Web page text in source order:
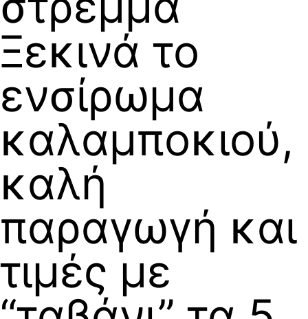
Ξεκινά το
ενσίρωμα
καλαμποκιού,
καλή
παραγωγή και
τιμές με